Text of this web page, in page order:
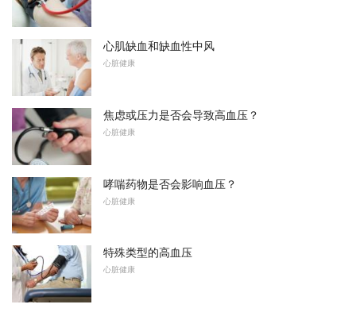
心肌缺血和缺血性中风
心脏健康
焦虑或压力是否会导致高血压？
心脏健康
哮喘药物是否会影响血压？
心脏健康
特殊类型的高血压
心脏健康